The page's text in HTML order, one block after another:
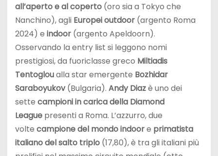
all’aperto e al coperto (oro sia a Tokyo che
Nanchino), agli Europei outdoor (argento Roma
2024) e indoor (argento Apeldoorn).
Osservando la entry list si leggono nomi
prestigiosi, da fuoriclasse greco Miltiadis
Tentogloualla star emergente Bozhidar
Saraboyukov(Bulgaria). Andy Diazè uno dei
sette campioni in carica della Diamond
League presenti a Roma. L’azzurro, due
volte campione del mondo indoore primatista
italiano del salto triplo (17,80), è tra gli italiani più